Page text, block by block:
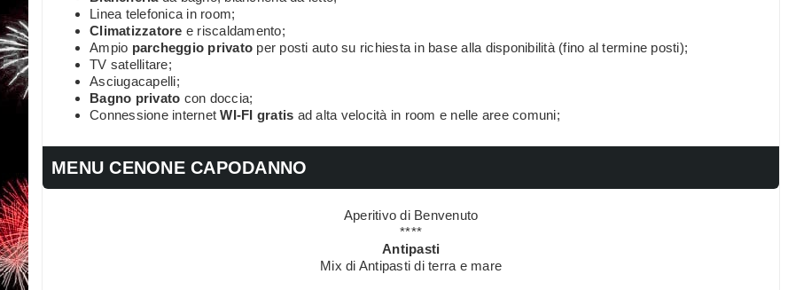
Linea telefonica in room;
Climatizzatore e riscaldamento;
Ampio parcheggio privato per posti auto su richiesta in base alla disponibilità (fino al termine posti);
TV satellitare;
Asciugacapelli;
Bagno privato con doccia;
Connessione internetWI-FI gratis ad alta velocità in room e nelle aree comuni;
MENU CENONE CAPODANNO
Aperitivo di Benvenuto
****
Antipasti
Mix di Antipasti di terra e mare